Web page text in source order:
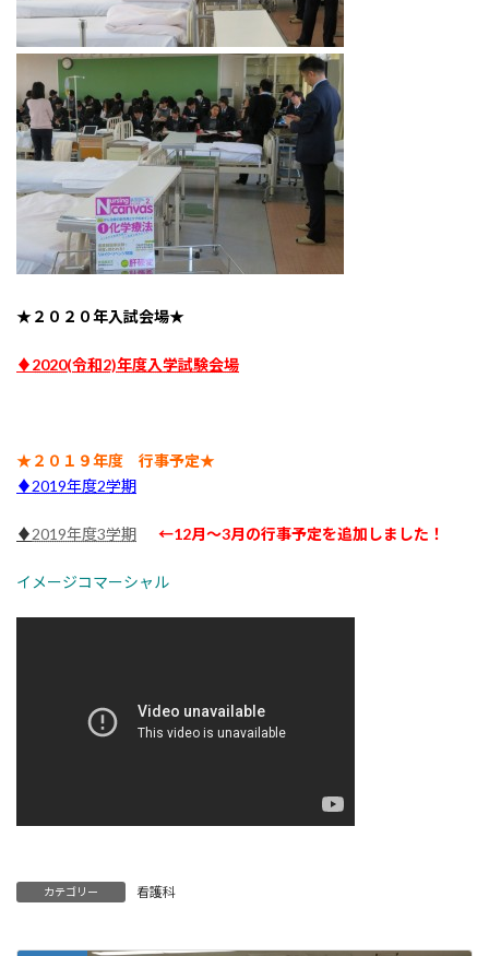
★２０２０年入試会場★
♦2020(令和2)年度入学試験会場
★２０１９年度 行事予定★
♦2019年度2学期
♦2019年度3学期 ←12月～3月の行事予定を追加しました！
イメージコマーシャル
カテゴリー 看護科